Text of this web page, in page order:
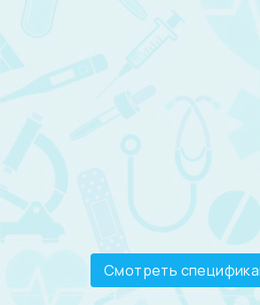
Смотреть